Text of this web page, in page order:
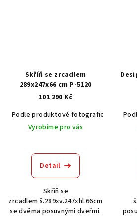
Skříň se zrcadlem
289x247x66 cm P-5120
101 290 Kč
Podle produktové fotografie
Akát
Vyrobíme pro vás
Detail
Skříň se
zrcadlem š.289xv.247xhl.66cm
se dvěma posuvnými dveřmi.